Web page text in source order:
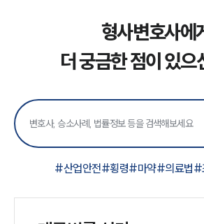
형사변호사에
더 궁금한 점이 있으
#산업안전#횡령#마약#의료법#